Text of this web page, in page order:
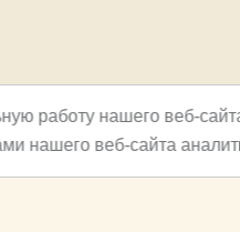
работу нашего веб-
нашего веб-сайта